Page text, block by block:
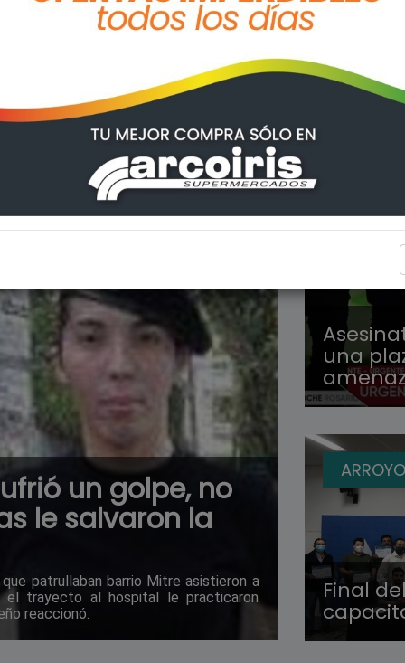
un golpe, no
le salvaron la
patrullaban barrio Mitre asistieron a
el trayecto al hospital le practicaron
reaccionó.
una
Final